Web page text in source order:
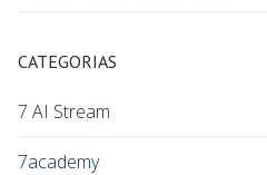
CATEGORIAS
7 AI Stream
7academy